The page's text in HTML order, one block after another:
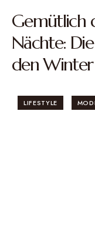
Gemütlich
Nächte:
den Winter
LIFESTYLE